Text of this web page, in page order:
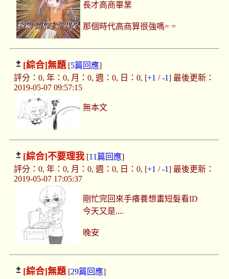
長才高商畢業
那個時代高商算很強嗎= =
[綜合]無題[5篇回應]
評分：0, 年：0, 月：0, 週：0, 日：0, [+1 /-1] 最後更新：
2019-05-07 09:57:15
無本文
[綜合]不要理我[11篇回應]
評分：0, 年：0, 月：0, 週：0, 日：0, [+1 /-1] 最後更新：
2019-05-07 17:05:37
剛忙完回來手癢養想畫短髮看ID
今天又是....
晚安
[綜合]無題[29篇回應]